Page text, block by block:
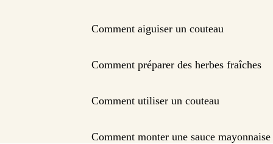
Comment aiguiser un couteau
Comment préparer des herbes fraîches
Comment utiliser un couteau
Comment monter une sauce mayonnaise